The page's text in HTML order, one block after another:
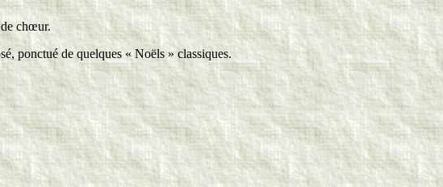
chœur.
ponctué de quelques « Noëls » classiques.